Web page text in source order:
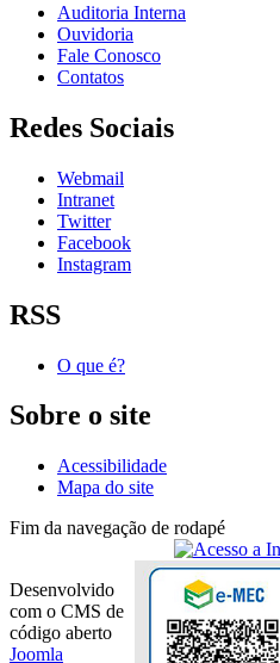
Auditoria Interna
Ouvidoria
Fale Conosco
Contatos
Redes Sociais
Webmail
Intranet
Twitter
Facebook
Instagram
RSS
O que é?
Sobre o site
Acessibilidade
Mapa do site
Fim da navegação de rodapé
Desenvolvido
com o CMS de
código aberto
Joomla